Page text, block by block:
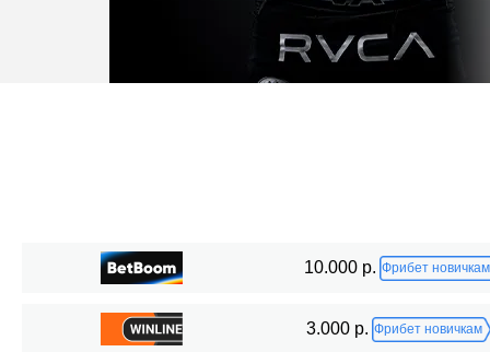
Статистика боев по организациям
Организация
1
10.000 р. Фрибет новичкам
3.000 р. Фрибет новичкам